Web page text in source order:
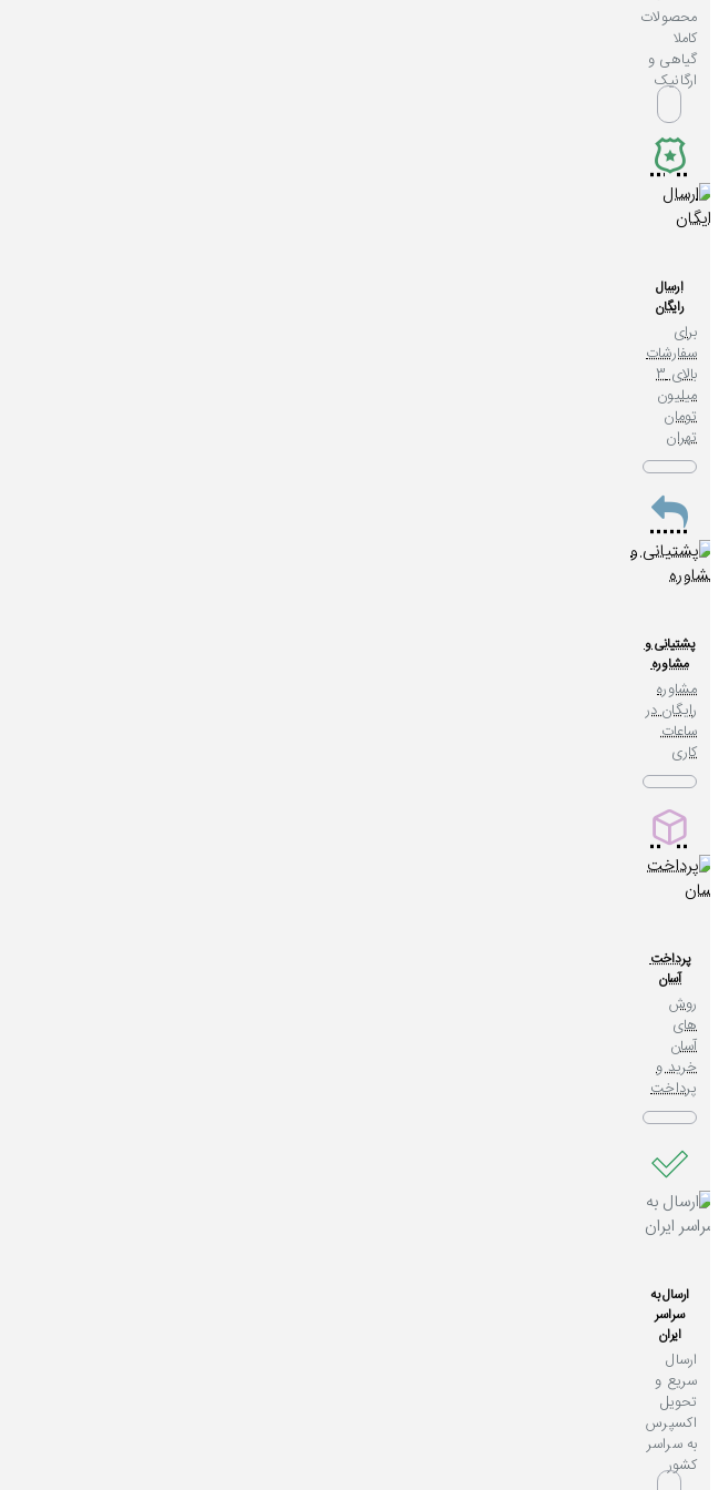
محصولات
کاملا
گیاهی و
ارگانیک
ارسال
رایگان
برای
سفارشات
بالای 3
میلیون
تومان
تهران
پشتیانی و
مشاوره
مشاوره
رایگان در
ساعات
کاری
پرداخت
آسان
روش
های
آسان
خرید و
پرداخت
ارسال به
سراسر
ایران
ارسال
سریع و
تحویل
اکسپرس
به سراسر
کشور